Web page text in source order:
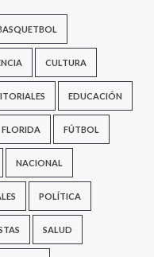
CULTURA
EDUCACIÓN
FLORIDA FÚTBOL
NACIONAL
POLÍTICA
SALUD